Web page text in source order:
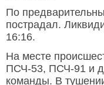
По
пострадал.
16:16.
На месте
ПСЧ-53, ПСЧ-91 и
команды. В